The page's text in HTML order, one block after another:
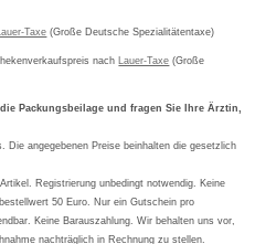
Taxe (Große Deutsche Spezialitätentaxe)
nach Lauer-Taxe (Große
Packungsbeilage und fragen Sie Ihre Ärztin,
Die angegebenen Preise beinhalten die gesetzlich
Registrierung unbedingt notwendig. Keine
50 Euro. Nur ein Gutschein pro
Keine Barauszahlung. Wir behalten uns vor,
nachträglich in Rechnung zu stellen.